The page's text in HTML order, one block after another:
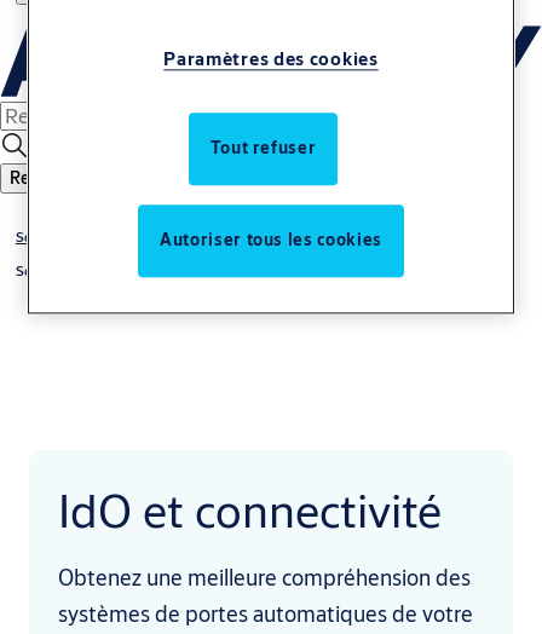
Recherche
Solutions
Solutions par sujet
IdO et connectivité
Obtenez une meilleure compréhension des
systèmes de portes automatiques de votre
Paramètres des cookies
Tout refuser
Autoriser tous les cookies